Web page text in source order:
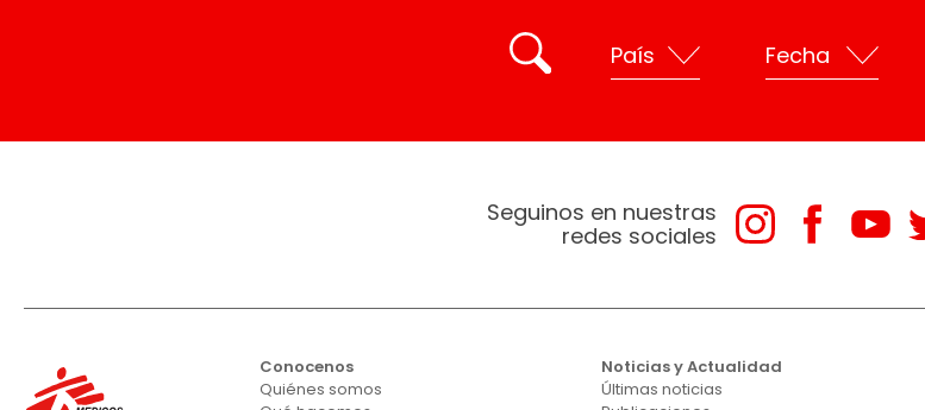
Seguinos en nuestras
redes sociales
Conocenos
Quiénes somos
Noticias y Actualidad
Últimas noticias